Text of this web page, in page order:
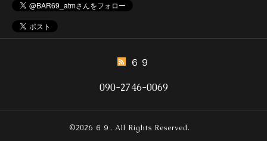
６９
090-2746-0069
©2026 ６９ . All Rights Reserved.